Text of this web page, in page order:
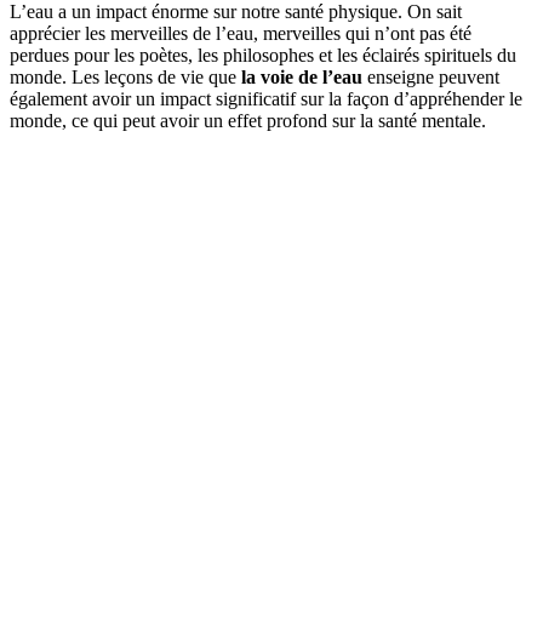
L’eau a un impact énorme sur notre santé physique. On sait
apprécier les merveilles de l’eau, merveilles qui n’ont pas été
perdues pour les poètes, les philosophes et les éclairés spirituels du
monde. Les leçons de vie que la voie de l’eau enseigne peuvent
également avoir un impact significatif sur la façon d’appréhender le
monde, ce qui peut avoir un effet profond sur la santé mentale.